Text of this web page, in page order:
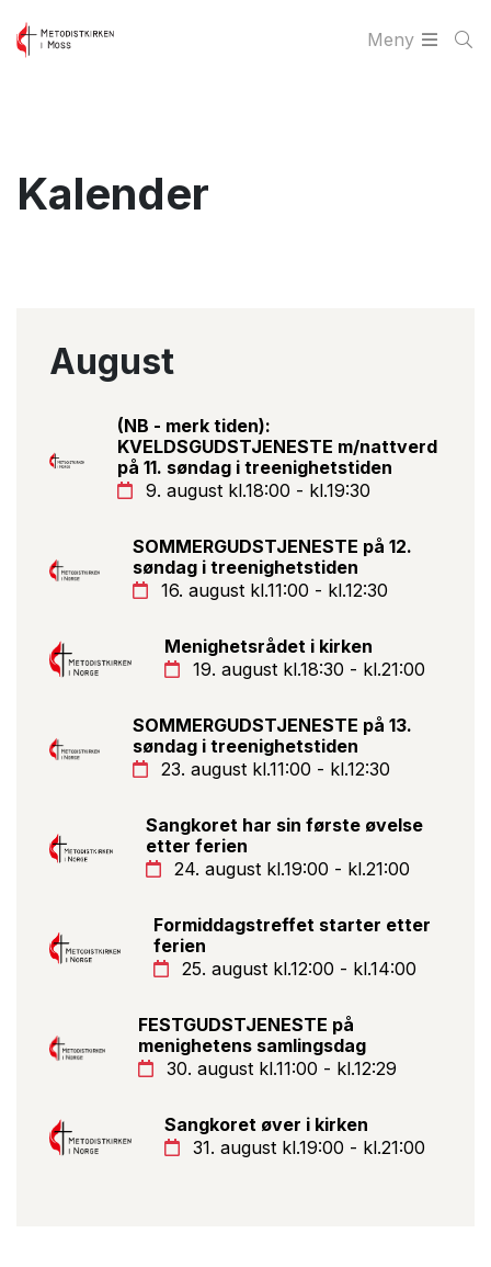
Meny
Kalender
August
(NB - merk tiden):
KVELDSGUDSTJENESTE m/nattverd
på 11. søndag i treenighetstiden
9. august kl.18:00 - kl.19:30
SOMMERGUDSTJENESTE på 12.
søndag i treenighetstiden
16. august kl.11:00 - kl.12:30
Menighetsrådet i kirken
19. august kl.18:30 - kl.21:00
SOMMERGUDSTJENESTE på 13.
søndag i treenighetstiden
23. august kl.11:00 - kl.12:30
Sangkoret har sin første øvelse
etter ferien
24. august kl.19:00 - kl.21:00
Formiddagstreffet starter etter
ferien
25. august kl.12:00 - kl.14:00
FESTGUDSTJENESTE på
menighetens samlingsdag
30. august kl.11:00 - kl.12:29
Sangkoret øver i kirken
31. august kl.19:00 - kl.21:00